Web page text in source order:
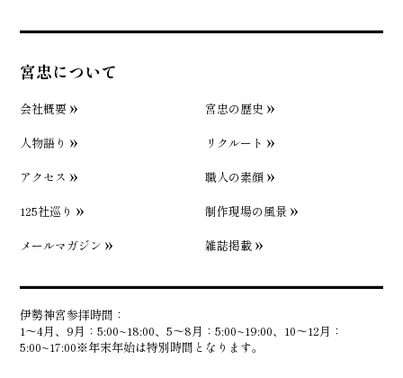
宮忠について
会社概要
宮忠の歴史
人物語り
リクルート
アクセス
職人の素顔
125社巡り
制作現場の風景
メールマガジン
雑誌掲載
伊勢神宮参拝時間：
1〜4月、9月：5:00~18:00、5〜8月：5:00~19:00、10〜12月：
5:00~17:00※年末年始は特別時間となります。